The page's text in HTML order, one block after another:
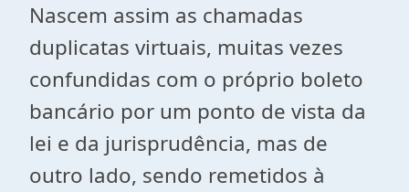
Nascem assim as chamadas
duplicatas virtuais, muitas vezes
confundidas com o próprio boleto
bancário por um ponto de vista da
lei e da jurisprudência, mas de
outro lado, sendo remetidos à